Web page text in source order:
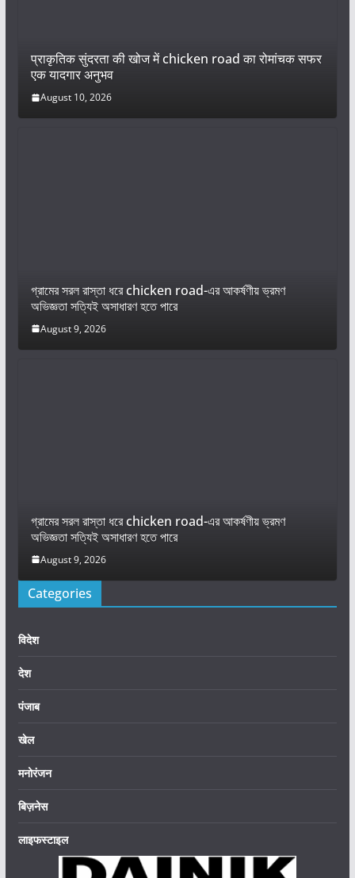
प्राकृतिक सुंदरता की खोज में chicken road का रोमांचक सफर
एक यादगार अनुभव
August 10, 2026
গ্রামের সরল রাস্তা ধরে chicken road-এর আকর্ষণীয় ভ্রমণ
অভিজ্ঞতা সত্যিই অসাধারণ হতে পারে
August 9, 2026
গ্রামের সরল রাস্তা ধরে chicken road-এর আকর্ষণীয় ভ্রমণ
অভিজ্ঞতা সত্যিই অসাধারণ হতে পারে
August 9, 2026
Categories
विदेश
देश
पंजाब
खेल
मनोरंजन
बिज़नेस
लाइफस्टाइल